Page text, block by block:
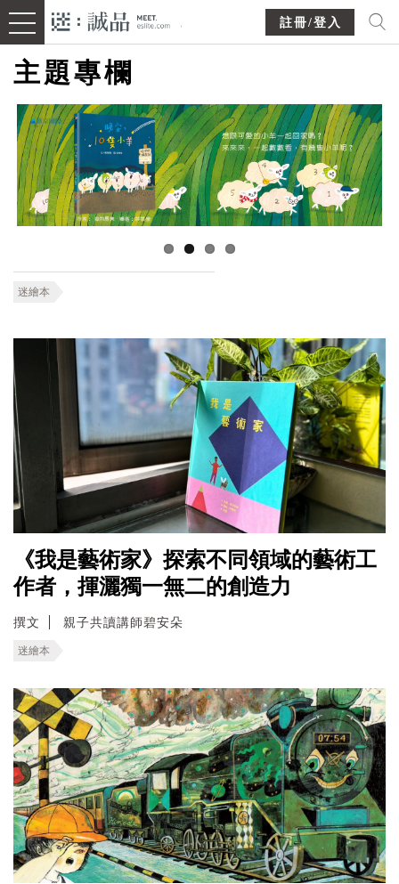
註冊/登入
主題專欄
迷繪本
《我是藝術家》探索不同領域的藝術工
作者，揮灑獨一無二的創造力
撰文 親子共讀講師碧安朵
迷繪本